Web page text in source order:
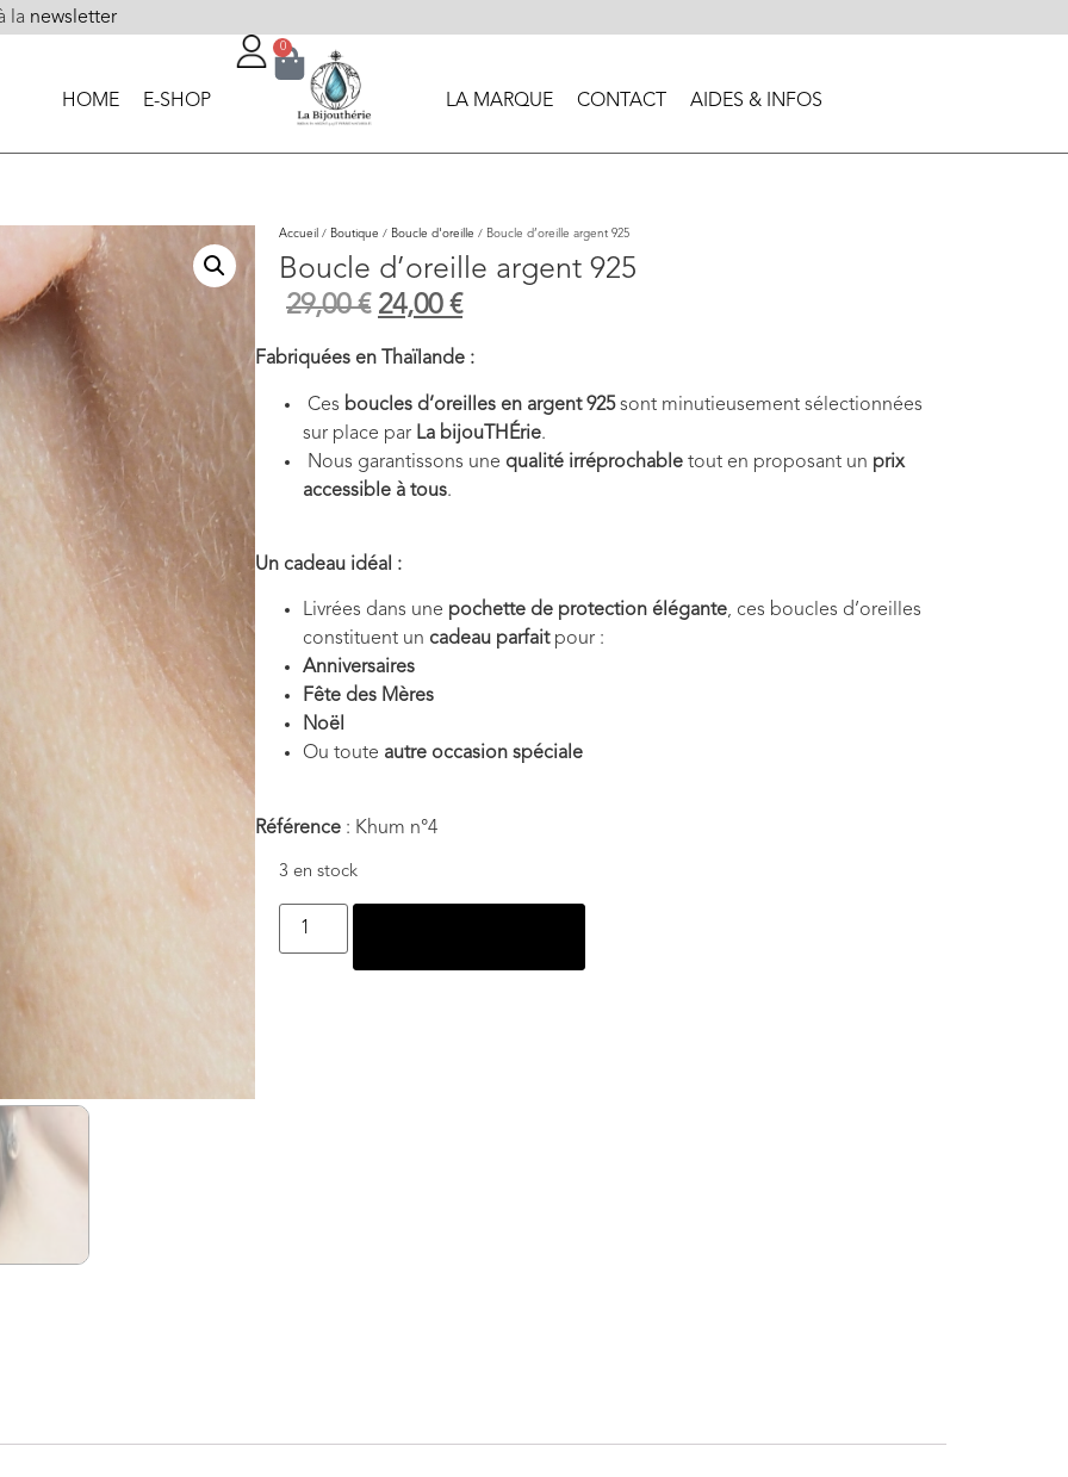
la newsletter
HOME E-SHOP LA MARQUE CONTACT AIDES & INFOS
0
Accueil / Boutique / Boucle d'oreille / Boucle d’oreille argent 925
Boucle d’oreille argent 925
29,00€ 24,00 €
Fabriquées en Thaïlande :
Ces boucles d’oreilles en argent 925sont minutieusement sélectionnées
sur place par La bijouTHÉrie.
Nous garantissons une qualité irréprochable tout en proposant un prix
accessible à tous.
Un cadeau idéal :
Livrées dans une pochette de protection élégante, ces boucles d’oreilles
constituent un cadeau parfaitpour :
Anniversaires
Fête des Mères
Noël
Ou toute autre occasion spéciale
Référence : Khum n°4
3 en stock